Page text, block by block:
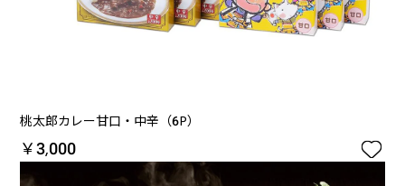
桃太郎カレー甘口・中辛（6P）
￥3,000 